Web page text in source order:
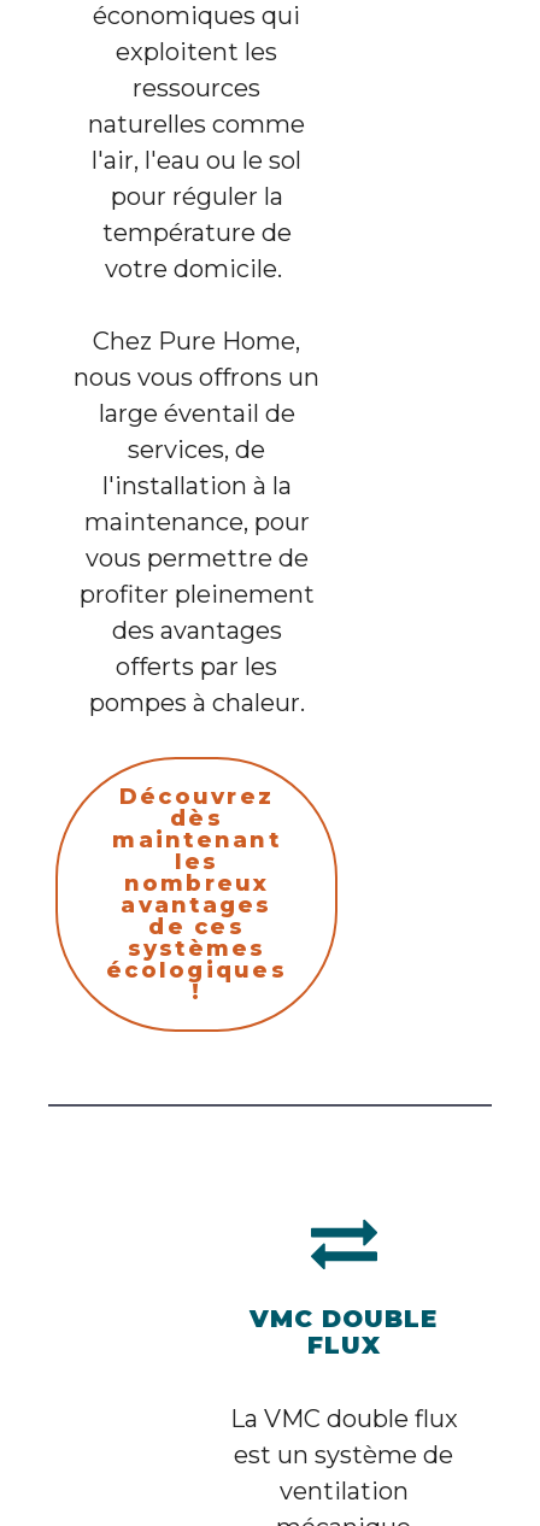
économiques qui
exploitent les
ressources
naturelles comme
l'air, l'eau ou le sol
pour réguler la
température de
votre domicile.
Chez Pure Home,
nous vous offrons un
large éventail de
services, de
l'installation à la
maintenance, pour
vous permettre de
profiter pleinement
des avantages
offerts par les
pompes à chaleur.
Découvrez
dès
maintenant
les
nombreux
avantages
de ces
systèmes
écologiques
!
VMC DOUBLE
FLUX
La VMC double flux
est un système de
ventilation